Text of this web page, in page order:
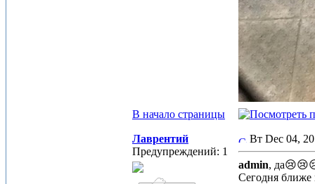
В начало страницы
Лаврентий
Предупреждений: 1
Вт Dec 04,
admin,
Сегодня ближе